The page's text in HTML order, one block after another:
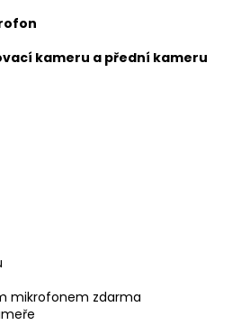
kameru a přední kameru
mikrofonem zdarma